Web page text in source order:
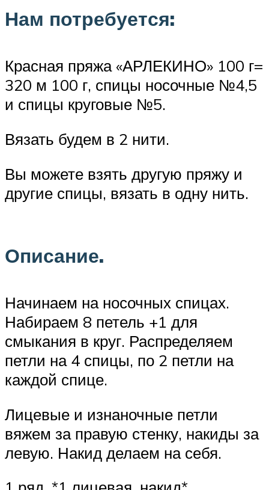
Нам потребуется:
Красная пряжа «АРЛЕКИНО» 100 г=
320 м 100 г, спицы носочные №4,5
и спицы круговые №5.
Вязать будем в 2 нити.
Вы можете взять другую пряжу и
другие спицы, вязать в одну нить.
Описание.
Начинаем на носочных спицах.
Набираем 8 петель +1 для
смыкания в круг. Распределяем
петли на 4 спицы, по 2 петли на
каждой спице.
Лицевые и изнаночные петли
вяжем за правую стенку, накиды за
левую. Накид делаем на себя.